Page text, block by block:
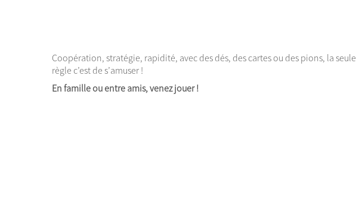
Coopération, stratégie, rapidité, avec des dés, des cartes ou des pions, la seule
règle c’est de s’amuser !
En famille ou entre amis, venez jouer !